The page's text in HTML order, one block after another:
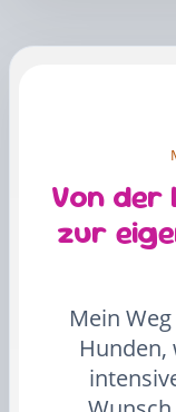
Von der
zur
Mein
Hunden,